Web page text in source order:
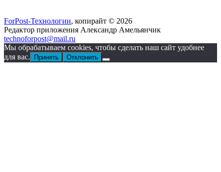
ForPost-Технологии, копирайт © 2026
Редактор приложения Александр Амельянчик
technoforpost@mail.ru
Мы обрабатываем cookies, чтобы сделать наш сайт удобнее
для вас.
Принять Отклонить